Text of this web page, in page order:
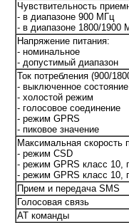
Чувствительность
- в диапазоне 900 МГц
- в диапазоне 1800/1900
Напряжение питания:
- номинальное
- допустимый диапазон
Ток потребления (900/
- выключенное состояние
- холостой режим
- голосовое соединение
- режим GPRS
- пиковое значение
Максимальная скорость
- режим CSD
- режим GPRS класс 10,
- режим GPRS класс 10,
Прием и передача SMS
Голосовая связь
AT команды